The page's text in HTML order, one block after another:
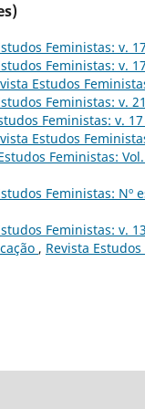
Feministas: v.
Feministas: v.
Estudos
Feministas: v.
Feministas: v.
Estudos
Feministas:
Feministas:
Feministas: v.
, Revista